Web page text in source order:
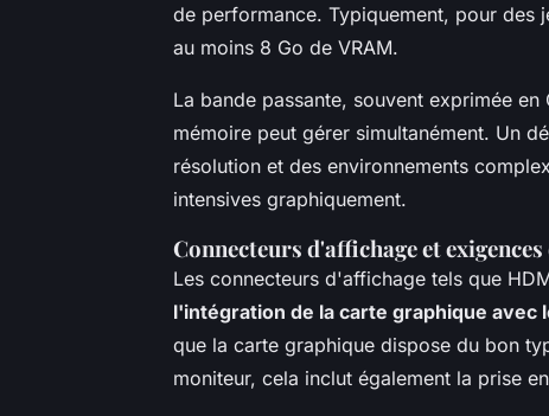
de performance. Typiquement, pour des
au moins 8 Go de VRAM.
La bande passante, souvent exprimée
mémoire peut gérer simultanément. Un
résolution et des environnements
intensives graphiquement.
Connecteurs d'affichage et
Les connecteurs d'affichage tels que
l'intégration de la carte graphique avec
que la carte graphique dispose du bon
moniteur, cela inclut également la prise